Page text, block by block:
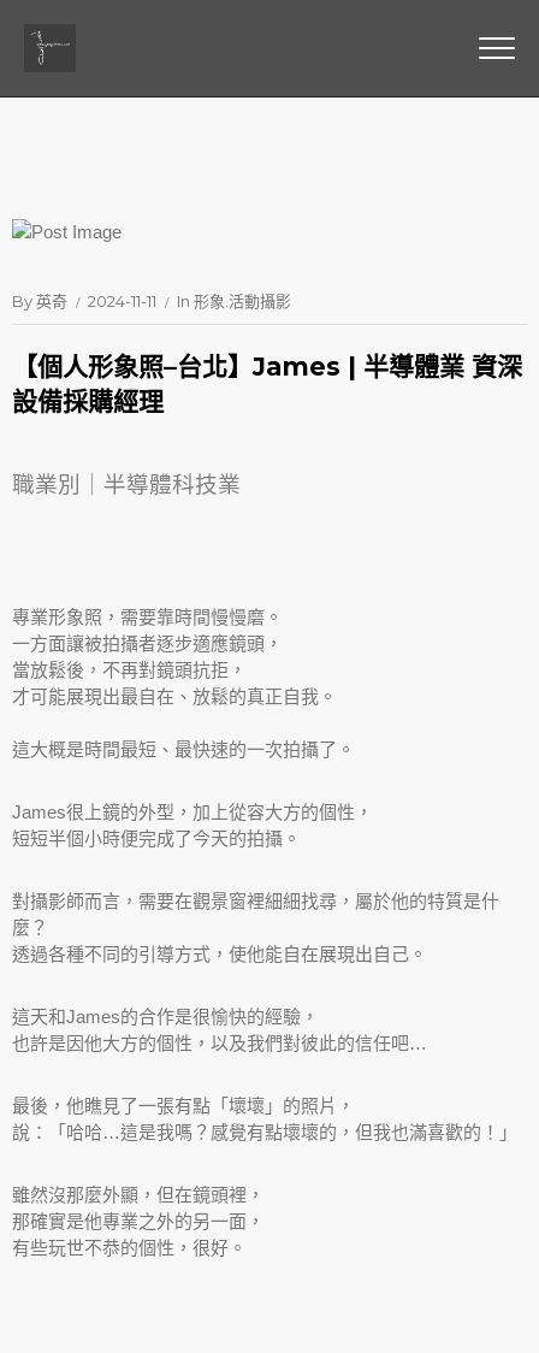
By英奇 2024-11-11 In 形象.活動攝影
【個人形象照–台北】James | 半導體業 資深
設備採購經理
職業別｜半導體科技業
專業形象照，需要靠時間慢慢磨。
一方面讓被拍攝者逐步適應鏡頭，
當放鬆後，不再對鏡頭抗拒，
才可能展現出最自在、放鬆的真正自我。
這大概是時間最短、最快速的一次拍攝了。
James很上鏡的外型，加上從容大方的個性，
短短半個小時便完成了今天的拍攝。
對攝影師而言，需要在觀景窗裡細細找尋，屬於他的特質是什
麼？
透過各種不同的引導方式，使他能自在展現出自己。
這天和James的合作是很愉快的經驗，
也許是因他大方的個性，以及我們對彼此的信任吧…
最後，他瞧見了一張有點「壞壞」的照片，
說：「哈哈…這是我嗎？感覺有點壞壞的，但我也滿喜歡的！」
雖然沒那麼外顯，但在鏡頭裡，
那確實是他專業之外的另一面，
有些玩世不恭的個性，很好。